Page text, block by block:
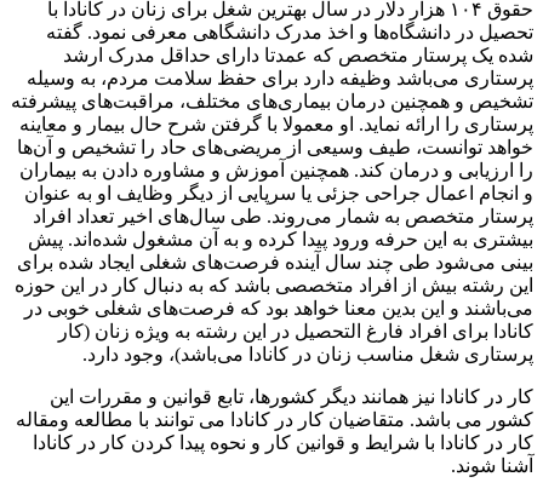
حقوق ۱۰۴ هزار دلار در سال بهترین شغل برای زنان در کانادا با
تحصیل در دانشگاه‌ها و اخذ مدرک دانشگاهی معرفی نمود. گفته
شده یک پرستار متخصص که عمدتا دارای حداقل مدرک ارشد
پرستاری می‌باشد وظیفه دارد برای حفظ سلامت مردم، به وسیله
تشخیص و همچنین درمان بیماری‌های مختلف، مراقبت‌های پیشرفته
پرستاری را ارائه نماید. او معمولا با گرفتن شرح حال بیمار و معاینه
خواهد توانست، طیف وسیعی از مریضی‌های حاد را تشخیص و آن‌ها
را ارزیابی و درمان کند. همچنین آموزش و مشاوره دادن به بیماران
و انجام اعمال جراحی جزئی یا سرپایی از دیگر وظایف او به عنوان
پرستار متخصص به شمار می‌روند. طی سال‌های اخیر تعداد افراد
بیشتری به این حرفه ورود پیدا کرده و به آن مشغول شده‌اند. پیش
بینی می‌شود طی چند سال آینده فرصت‌های شغلی ایجاد شده برای
این رشته بیش از افراد متخصصی باشد که به دنبال کار در این حوزه
می‌باشند و این بدین معنا خواهد بود که فرصت‌های شغلی خوبی در
کانادا برای افراد فارغ التحصیل در این رشته به ویژه زنان (کار
پرستاری شغل مناسب زنان در کانادا می‌باشد)، وجود دارد.
کار در کانادا نیز همانند دیگر کشورها، تابع قوانین و مقررات این
کشور می باشد. متقاضیان کار در کانادا می توانند با مطالعه ومقاله
کار در کانادا با شرایط و قوانین کار و نحوه پیدا کردن کار در کانادا
آشنا شوند.